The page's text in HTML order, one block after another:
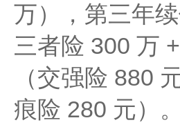
万），第三年
三者险 300 万
（交强险 880
痕险 280 元）。